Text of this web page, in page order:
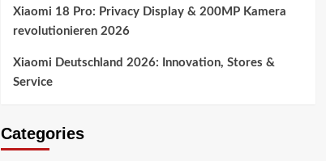
Xiaomi 18 Pro: Privacy Display & 200MP Kamera
revolutionieren 2026
Xiaomi Deutschland 2026: Innovation, Stores &
Service
Categories